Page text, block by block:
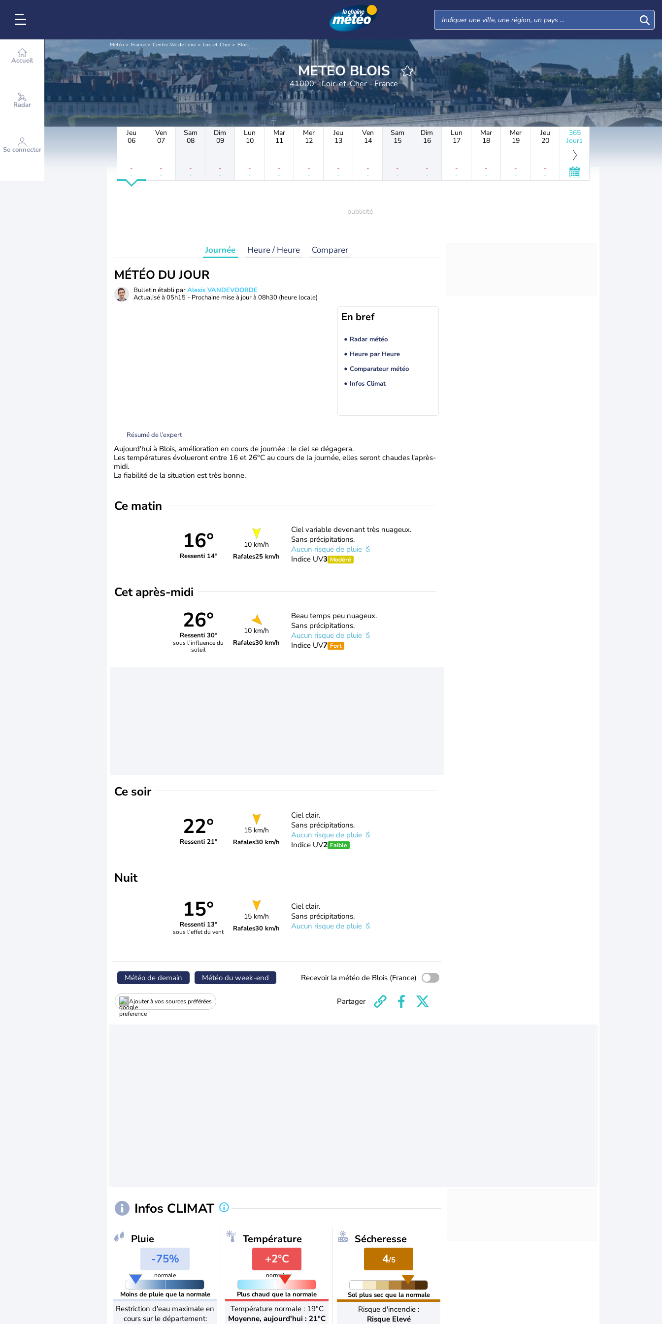
Accueil
Radar
Se connecter
Météo France Centre-Val de Loire Loir-et-Cher Blois
METEO BLOIS
41000 - Loir-et-Cher - France
Jeu
06
-
-
Ven
07
-
-
Sam
08
-
-
Dim
09
-
-
Lun
10
-
-
Mar
11
-
-
Mer
12
-
-
Jeu
13
-
-
Ven
14
-
-
Sam
15
-
-
Dim
16
-
-
Lun
17
-
-
Mar
18
-
-
Mer
19
-
-
Jeu
20
-
-
365
Jours
Journée Heure / Heure Comparer
MÉTÉO DU JOUR
Bulletin établi parAlexis VANDEVOORDE
Actualisé à 05h15 - Prochaine mise à jour à 08h30 (heure locale)
En bref
Radar météo
Heure par Heure
Comparateur météo
Infos Climat
Résumé de l’expert
Aujourd'hui à Blois, amélioration en cours de journée : le ciel se dégagera.
Les températures évolueront entre 16 et 26°C au cours de la journée, elles seront chaudes l'après-
midi.
La fiabilité de la situation est très bonne.
Ce matin
16°
Ressenti 14°
10 km/h
Rafales25 km/h
Ciel variable devenant très nuageux.
Sans précipitations.
Aucun risque de pluie
Indice UV3 Modéré
Cet après-midi
26°
Ressenti 30°
sous l’influence du
soleil
10 km/h
Rafales30 km/h
Beau temps peu nuageux.
Sans précipitations.
Aucun risque de pluie
Indice UV7 Fort
Ce soir
22°
Ressenti 21°
15 km/h
Rafales30 km/h
Ciel clair.
Sans précipitations.
Aucun risque de pluie
Indice UV2 Faible
Nuit
15°
Ressenti 13°
sous l'effet du vent
15 km/h
Rafales30 km/h
Ciel clair.
Sans précipitations.
Aucun risque de pluie
Météo de demain Météo du week-end Recevoir la météo de Blois (France)
Ajouter à vos sources préférées Partager
Infos CLIMAT
Pluie
-75%
normale
Moins de pluie que la normale
Restriction d'eau maximale en
cours sur le département:
Température
+2°C
normale
Plus chaud que la normale
Température normale : 19°C
Moyenne, aujourd'hui : 21°C
Sécheresse
4/5
Sol plus sec que la normale
Risque d'incendie :
Risque Elevé